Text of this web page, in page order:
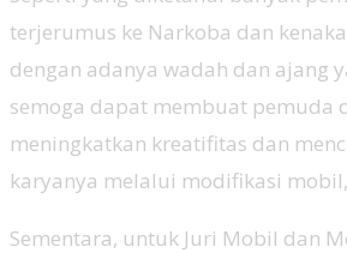
terjerumus ke Narkoba dan
dengan adanya wadah dan ajang
semoga dapat membuat pemuda
meningkatkan kreatifitas dan
karyanya melalui modifikasi
Sementara, untuk Juri Mobil dan